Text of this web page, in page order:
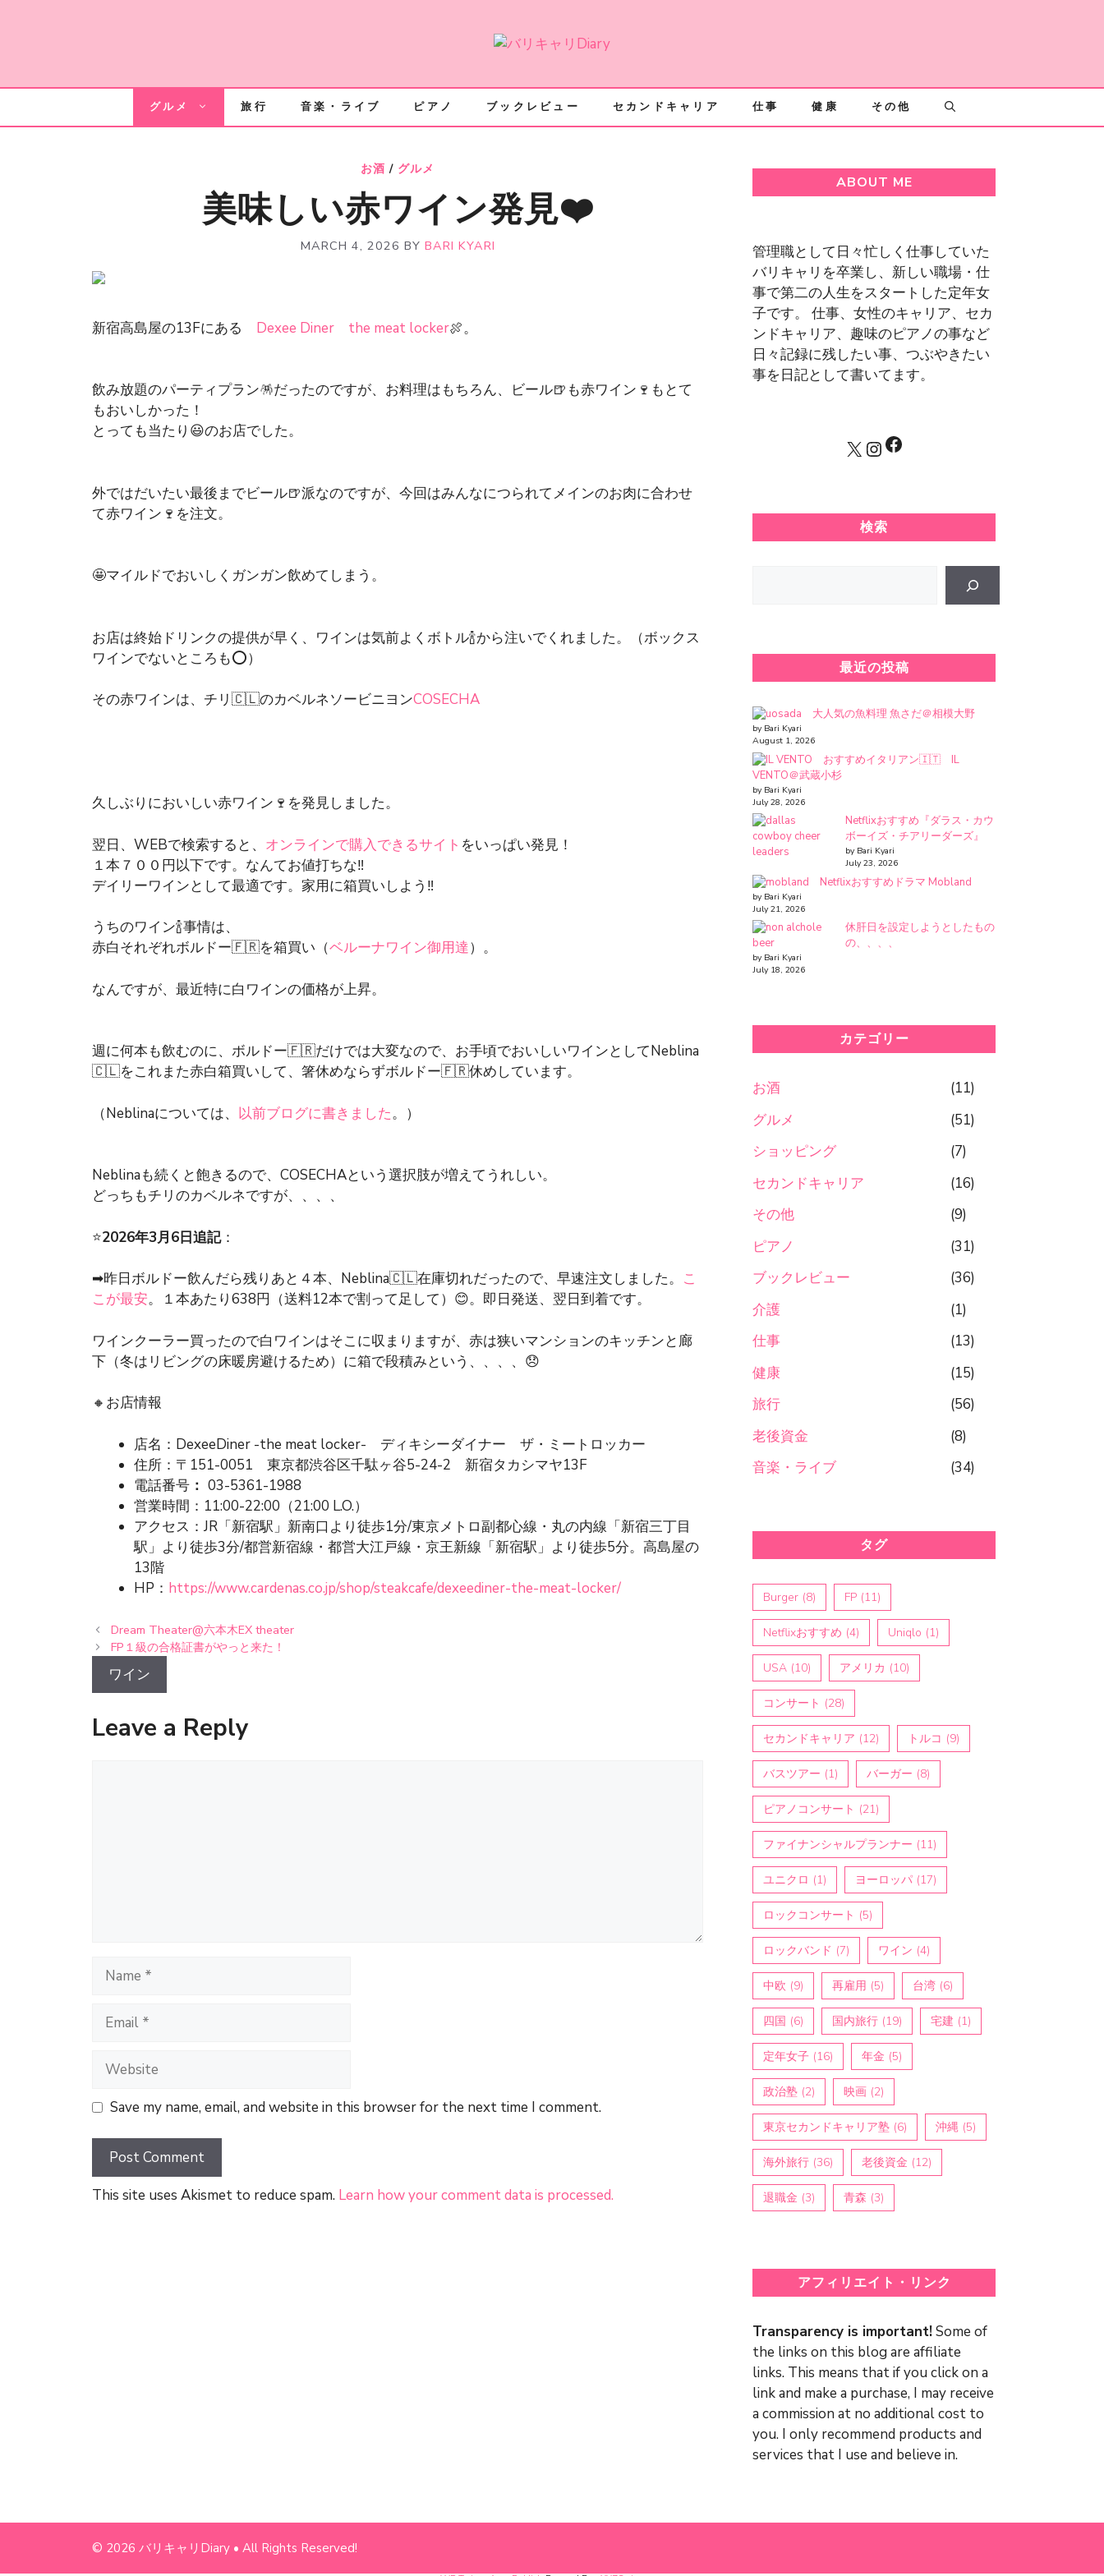
グルメ 旅行 音楽・ライブ ピアノ ブックレビュー セカンドキャリア 仕事 健康 その他
お酒 / グルメ
美味しい赤ワイン発見❤️
MARCH 4, 2026 BY BARI KYARI
新宿高島屋の13Fにある Dexee Diner the meat locker🍖。
飲み放題のパーティプラン🪅だったのですが、お料理はもちろん、ビール🍺も赤ワイン🍷もとて
もおいしかった！
とっても当たり😃のお店でした。
外ではだいたい最後までビール🍺派なのですが、今回はみんなにつられてメインのお肉に合わせ
て赤ワイン🍷を注文。
🤩マイルドでおいしくガンガン飲めてしまう。
お店は終始ドリンクの提供が早く、ワインは気前よくボトル🍾から注いでくれました。（ボックス
ワインでないところも⭕️）
その赤ワインは、チリ🇨🇱のカベルネソービニヨンCOSECHA
久しぶりにおいしい赤ワイン🍷を発見しました。
翌日、WEBで検索すると、 オンラインで購入できるサイト をいっぱい発見！
１本７００円以下です。なんてお値打ちな‼️
デイリーワインとして最適です。家用に箱買いしよう‼️
うちのワイン🍾事情は、
赤白それぞれボルドー🇫🇷を箱買い（ベルーナワイン御用達）。
なんですが、最近特に白ワインの価格が上昇。
週に何本も飲むのに、ボルドー🇫🇷だけでは大変なので、お手頃でおいしいワインとしてNeblina
🇨🇱をこれまた赤白箱買いして、箸休めならずボルドー🇫🇷休めしています。
（Neblinaについては、 以前ブログに書きました。）
Neblinaも続くと飽きるので、COSECHAという選択肢が増えてうれしい。
どっちもチリのカベルネですが、、、、
⭐️2026年3月6日追記：
➡︎昨日ボルドー飲んだら残りあと４本、Neblina🇨🇱在庫切れだったので、早速注文しました。 こ
こが最安。１本あたり638円（送料12本で割って足して）😊。即日発送、翌日到着です。
ワインクーラー買ったので白ワインはそこに収まりますが、赤は狭いマンションのキッチンと廊
下（冬はリビングの床暖房避けるため）に箱で段積みという、、、、😞
🔸お店情報
店名：DexeeDiner -the meat locker- ディキシーダイナー ザ・ミートロッカー
住所：〒151-0051 東京都渋谷区千駄ヶ谷5-24-2 新宿タカシマヤ13F
電話番号 ： 03-5361-1988
営業時間：11:00-22:00（21:00 L.O.）
アクセス：JR「新宿駅」新南口より徒歩1分/東京メトロ副都心線・丸の内線「新宿三丁目
駅」より徒歩3分/都営新宿線・都営大江戸線・京王新線「新宿駅」より徒歩5分。高島屋の
13階
HP： https://www.cardenas.co.jp/shop/steakcafe/dexeediner-the-meat-locker/
Dream Theater@六本木EX theater
FP１級の合格証書がやっと来た！
ワイン
Leave a Reply
Name
Email
Website
Save my name, email, and website in this browser for the next time I comment.
This site uses Akismet to reduce spam. Learn how your comment data is processed.
ABOUT ME
管理職として日々忙しく仕事していた
バリキャリを卒業し、新しい職場・仕
事で第二の人生をスタートした定年女
子です。 仕事、女性のキャリア、セカ
ンドキャリア、趣味のピアノの事など
日々記録に残したい事、つぶやきたい
事を日記として書いてます。
X Instagram
Facebook
検索
最近の投稿
大人気の魚料理 魚さだ＠相模大野
by Bari Kyari
August 1, 2026
おすすめイタリアン🇮🇹 IL
VENTO＠武蔵小杉
by Bari Kyari
July 28, 2026
Netflixおすすめ『ダラス・カウ
ボーイズ・チアリーダーズ』
by Bari Kyari
July 23, 2026
Netflixおすすめドラマ Mobland
by Bari Kyari
July 21, 2026
休肝日を設定しようとしたもの
の、、、、
by Bari Kyari
July 18, 2026
カテゴリー
お酒
(11)
グルメ
(51)
ショッピング
(7)
セカンドキャリア
(16)
その他
(9)
ピアノ
(31)
ブックレビュー
(36)
介護
(1)
仕事
(13)
健康
(15)
旅行
(56)
老後資金
(8)
音楽・ライブ
(34)
タグ
Burger (8) FP (11)
Netflixおすすめ (4) Uniqlo (1)
USA (10) アメリカ (10)
コンサート (28)
セカンドキャリア (12) トルコ (9)
バスツアー (1) バーガー (8)
ピアノコンサート (21)
ファイナンシャルプランナー (11)
ユニクロ (1) ヨーロッパ (17)
ロックコンサート (5)
ロックバンド (7) ワイン (4)
中欧 (9) 再雇用 (5) 台湾 (6)
四国 (6) 国内旅行 (19) 宅建 (1)
定年女子 (16) 年金 (5)
政治塾 (2) 映画 (2)
東京セカンドキャリア塾 (6) 沖縄 (5)
海外旅行 (36) 老後資金 (12)
退職金 (3) 青森 (3)
アフィリエイト・リンク
Transparency is important!Some of
the links on this blog are affiliate
links. This means that if you click on a
link and make a purchase, I may receive
a commission at no additional cost to
you. I only recommend products and
services that I use and believe in.
© 2026 バリキャリDiary • All Rights Reserved!